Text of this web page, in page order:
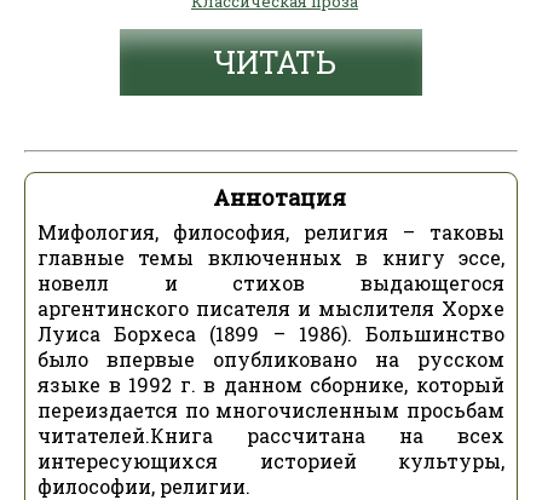
ЧИТАТЬ
Аннотация
Мифология, философия, религия – таковы
главные темы включенных в книгу эссе,
новелл и стихов выдающегося
аргентинского писателя и мыслителя Хорхе
Луиса Борхеса (1899 – 1986). Большинство
было впервые опубликовано на русском
языке в 1992 г. в данном сборнике, который
переиздается по многочисленным просьбам
читателей.Книга рассчитана на всех
интересующихся историей культуры,
философии, религии.